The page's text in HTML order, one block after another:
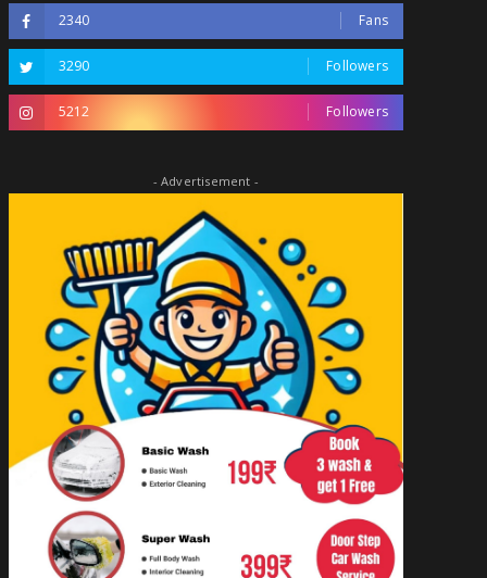
2340 Fans
3290 Followers
5212 Followers
- Advertisement -